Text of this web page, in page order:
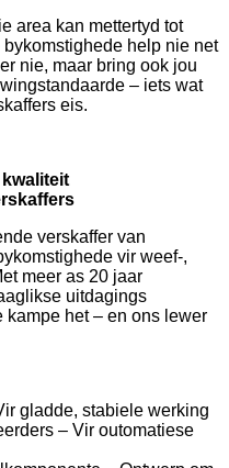
area kan mettertyd tot
help nie net
nie, maar bring ook jou
– iets wat
eis.
verskaffer van
vir weef-,
meer as 20 jaar
uitdagings
het – en ons lewer
gladde, stabiele werking
– Vir outomatiese